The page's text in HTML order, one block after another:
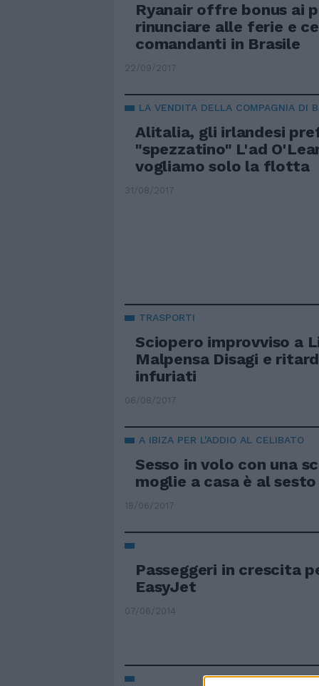
Ryanair offre bonus ai
rinunciare alle ferie e
comandanti in Brasile
22/09/2017
LA VENDITA DELLA COMPAGNIA DI
Alitalia, gli irlandesi
"spezzatino" L'ad
vogliamo solo la flotta
31/08/2017
TRASPORTI
Sciopero improvviso a
Malpensa Disagi e
infuriati
06/08/2017
A IBIZA PER L'ADDIO AL CELIBATO
Sesso in volo con una
moglie a casa è al sesto
18/06/2017
Passeggeri in crescita
EasyJet
07/06/2014